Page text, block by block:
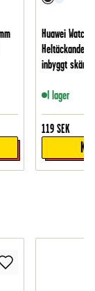
Huawei Watch
Heltäckande
inbyggt
I lager
119 SEK